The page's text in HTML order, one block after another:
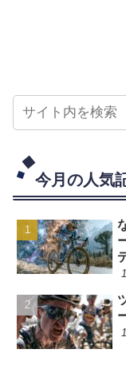
今月の人気